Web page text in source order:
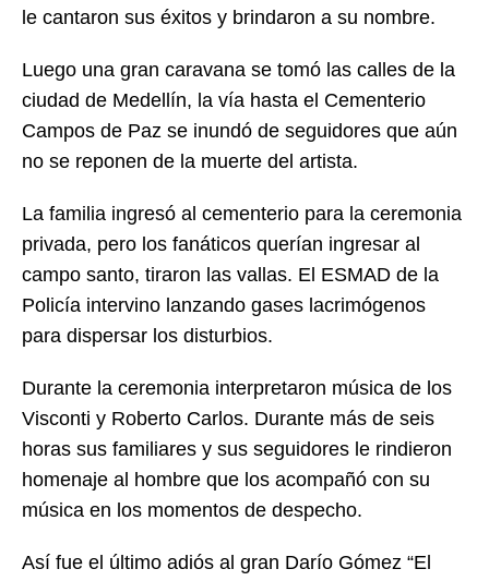
le cantaron sus éxitos y brindaron a su nombre.
Luego una gran caravana se tomó las calles de la
ciudad de Medellín, la vía hasta el Cementerio
Campos de Paz se inundó de seguidores que aún
no se reponen de la muerte del artista.
La familia ingresó al cementerio para la ceremonia
privada, pero los fanáticos querían ingresar al
campo santo, tiraron las vallas. El ESMAD de la
Policía intervino lanzando gases lacrimógenos
para dispersar los disturbios.
Durante la ceremonia interpretaron música de los
Visconti y Roberto Carlos. Durante más de seis
horas sus familiares y sus seguidores le rindieron
homenaje al hombre que los acompañó con su
música en los momentos de despecho.
Así fue el último adiós al gran Darío Gómez “El